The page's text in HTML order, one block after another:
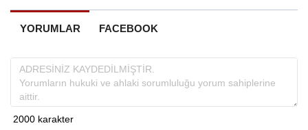
YORUMLAR FACEBOOK